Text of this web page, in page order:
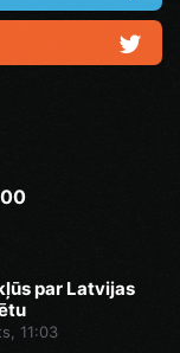
par Latvijas
11:03